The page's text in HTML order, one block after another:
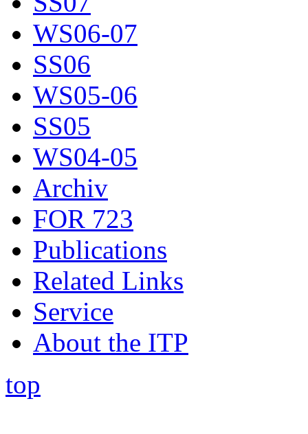
WS06-07
SS06
WS05-06
SS05
WS04-05
Archiv
FOR 723
Publications
Related Links
Service
About the ITP
top